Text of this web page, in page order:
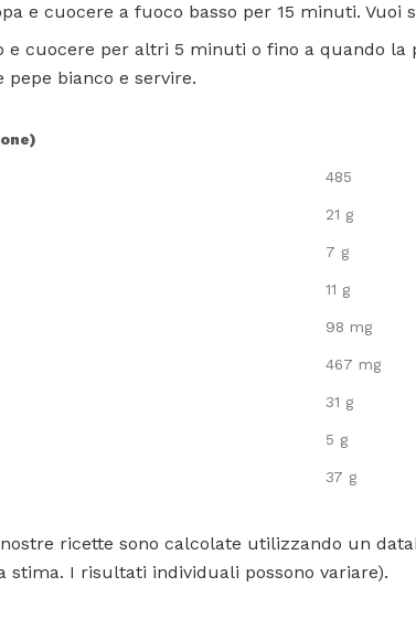
e cuocere a fuoco basso per 15 minuti. Vuoi
e cuocere per altri 5 minuti o fino a quando la
pepe bianco e servire.
485
21 g
7 g
11 g
98 mg
467 mg
31 g
5 g
37 g
ricette sono calcolate utilizzando un
stima. I risultati individuali possono variare).